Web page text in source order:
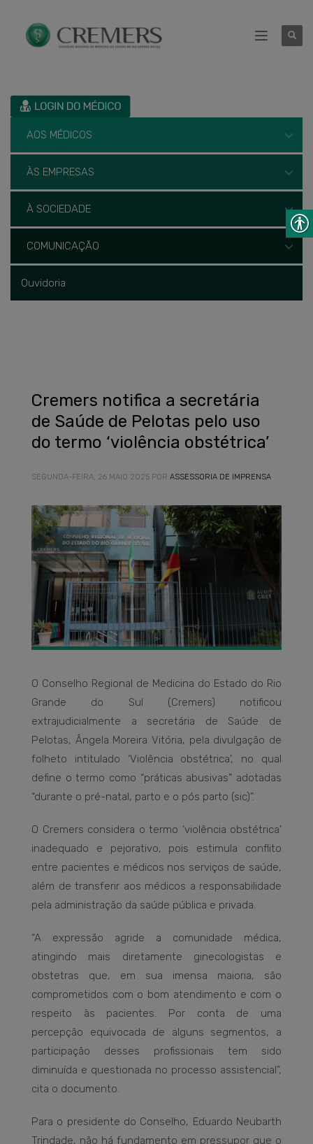
AOS MÉDICOS
ÀS EMPRESAS
À SOCIEDADE
COMUNICAÇÃO
Ouvidoria
Cremers notifica a secretária
de Saúde de Pelotas pelo uso
do termo ‘violência obstétrica’
SEGUNDA-FEIRA, 26 MAIO 2025 POR ASSESSORIA DE IMPRENSA
O Conselho Regional de Medicina do Estado do Rio
Grande do Sul (Cremers) notificou
extrajudicialmente a secretária de Saúde de
Pelotas, Ângela Moreira Vitória, pela divulgação de
folheto intitulado ‘Violência obstétrica’, no qual
define o termo como “práticas abusivas” adotadas
“durante o pré-natal, parto e o pós parto (sic)”.
O Cremers considera o termo ‘violência obstétrica’
inadequado e pejorativo, pois estimula conflito
entre pacientes e médicos nos serviços de saúde,
além de transferir aos médicos a responsabilidade
pela administração da saúde pública e privada.
“A expressão agride a comunidade médica,
atingindo mais diretamente ginecologistas e
obstetras que, em sua imensa maioria, são
comprometidos com o bom atendimento e com o
respeito às pacientes. Por conta de uma
percepção equivocada de alguns segmentos, a
participação desses profissionais tem sido
diminuída e questionada no processo assistencial”,
cita o documento.
Para o presidente do Conselho, Eduardo Neubarth
Trindade, não há fundamento em pressupor que o